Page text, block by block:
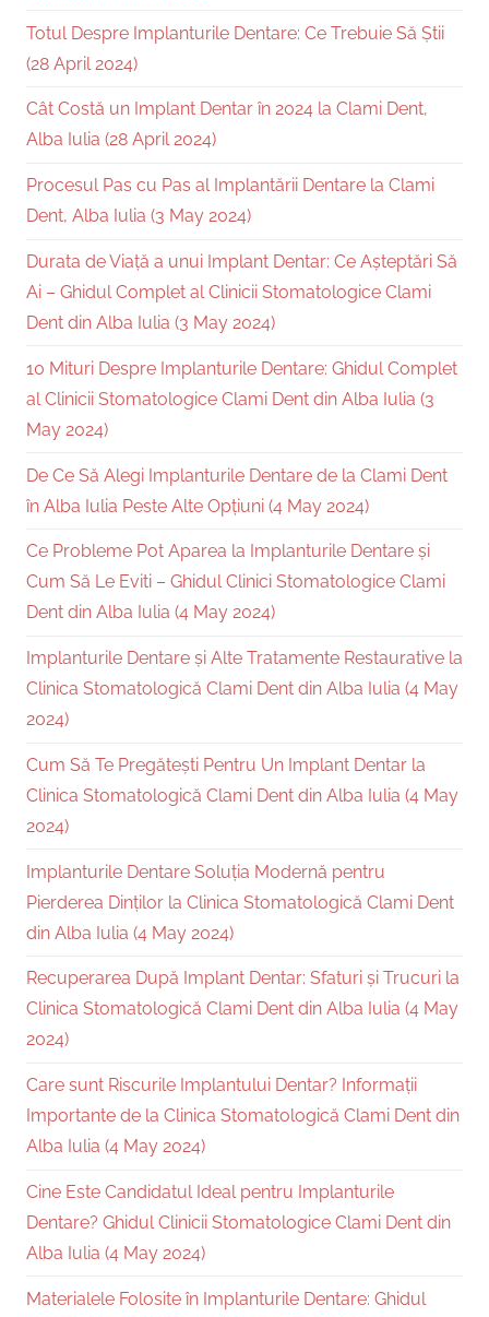
Totul Despre Implanturile Dentare: Ce Trebuie Să Știi
(28 April 2024)
Cât Costă un Implant Dentar în 2024 la Clami Dent,
Alba Iulia (28 April 2024)
Procesul Pas cu Pas al Implantării Dentare la Clami
Dent, Alba Iulia (3 May 2024)
Durata de Viață a unui Implant Dentar: Ce Așteptări Să
Ai – Ghidul Complet al Clinicii Stomatologice Clami
Dent din Alba Iulia (3 May 2024)
10 Mituri Despre Implanturile Dentare: Ghidul Complet
al Clinicii Stomatologice Clami Dent din Alba Iulia (3
May 2024)
De Ce Să Alegi Implanturile Dentare de la Clami Dent
în Alba Iulia Peste Alte Opțiuni (4 May 2024)
Ce Probleme Pot Aparea la Implanturile Dentare și
Cum Să Le Eviti – Ghidul Clinici Stomatologice Clami
Dent din Alba Iulia (4 May 2024)
Implanturile Dentare și Alte Tratamente Restaurative la
Clinica Stomatologică Clami Dent din Alba Iulia (4 May
2024)
Cum Să Te Pregătești Pentru Un Implant Dentar la
Clinica Stomatologică Clami Dent din Alba Iulia (4 May
2024)
Implanturile Dentare Soluția Modernă pentru
Pierderea Dinților la Clinica Stomatologică Clami Dent
din Alba Iulia (4 May 2024)
Recuperarea După Implant Dentar: Sfaturi și Trucuri la
Clinica Stomatologică Clami Dent din Alba Iulia (4 May
2024)
Care sunt Riscurile Implantului Dentar? Informații
Importante de la Clinica Stomatologică Clami Dent din
Alba Iulia (4 May 2024)
Cine Este Candidatul Ideal pentru Implanturile
Dentare? Ghidul Clinicii Stomatologice Clami Dent din
Alba Iulia (4 May 2024)
Materialele Folosite în Implanturile Dentare: Ghidul